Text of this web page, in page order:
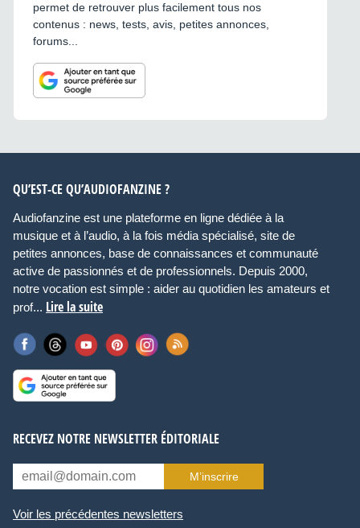
permet de retrouver plus facilement tous nos
contenus : news, tests, avis, petites annonces,
forums...
QU’EST-CE QU’AUDIOFANZINE ?
Audiofanzine est une plateforme en ligne dédiée à la
musique et à l’audio, à la fois média spécialisé, site de
petites annonces, base de connaissances et communauté
active de passionnés et de professionnels. Depuis 2000,
notre vocation est simple : aider au quotidien les amateurs et
prof... Lire la suite
RECEVEZ NOTRE NEWSLETTER ÉDITORIALE
M’inscrire
Voir les précédentes newsletters